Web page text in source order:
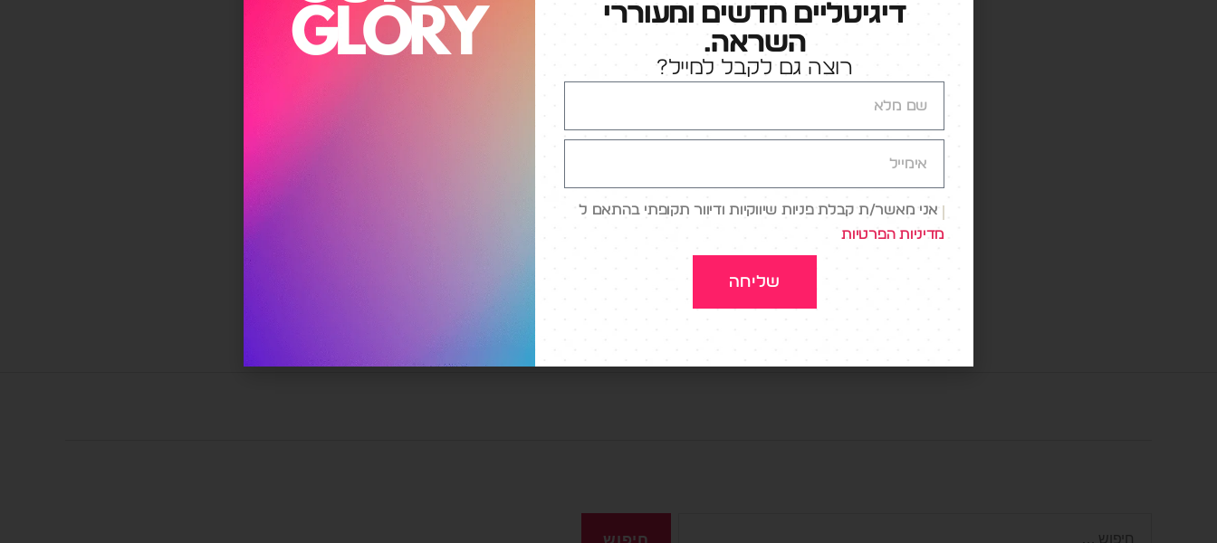
בדומה לקו העלילה של הסרט, שבו אדם נולד כזקן אבל הולך ונהיה
מתחזקות עם הזמן, ואני אסביר: אם חושבים על רוב המוצרים,
בגדים, מדיח כלים. קחו למשל קניית רכב חדש: הוא מאבד מערכו
המסחרי ברגע […]
דאטה,חווית לקוח
דיגיטליים חדשים ומעוררי
השראה.
רוצה גם לקבל למייל?
אני מאשר/ת קבלת פניות שיווקיות ודיוור תקופתי בהתאם ל
מדיניות הפרטיות
שליחה